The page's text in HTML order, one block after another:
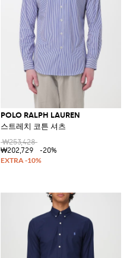
POLO RALPH LAUREN
스트레치 코튼 셔츠
₩253,428
₩202,729
-20%